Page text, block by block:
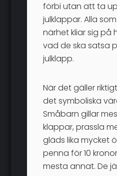
förbi utan att ta
julklappar. Alla
närhet kliar sig på
vad de ska satsa
julklapp.
När det gäller
det symboliska
Småbarn gillar
klappar, prassla
gläds lika mycket
penna för 10
mesta annat. De